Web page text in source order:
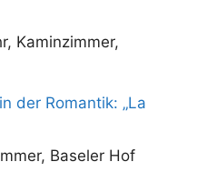
Kaminzimmer,
der Romantik: „La
Baseler Hof